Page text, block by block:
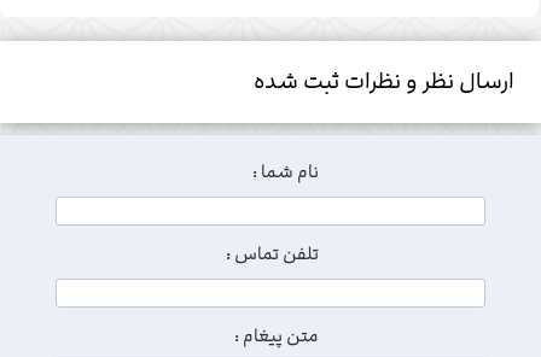
ارسال نظر و نظرات ثبت شده
نام شما :
تلفن تماس :
متن پیغام :